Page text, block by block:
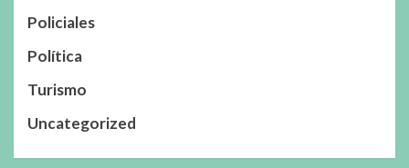
Policiales
Política
Turismo
Uncategorized